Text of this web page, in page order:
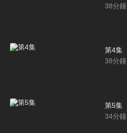
38分鐘
第4集
38分鐘
第5集
34分鐘